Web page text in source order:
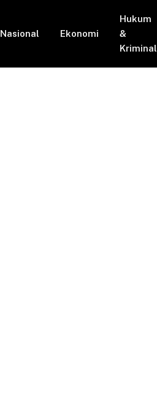
Nasional Ekonomi
Hukum
&
Kriminal